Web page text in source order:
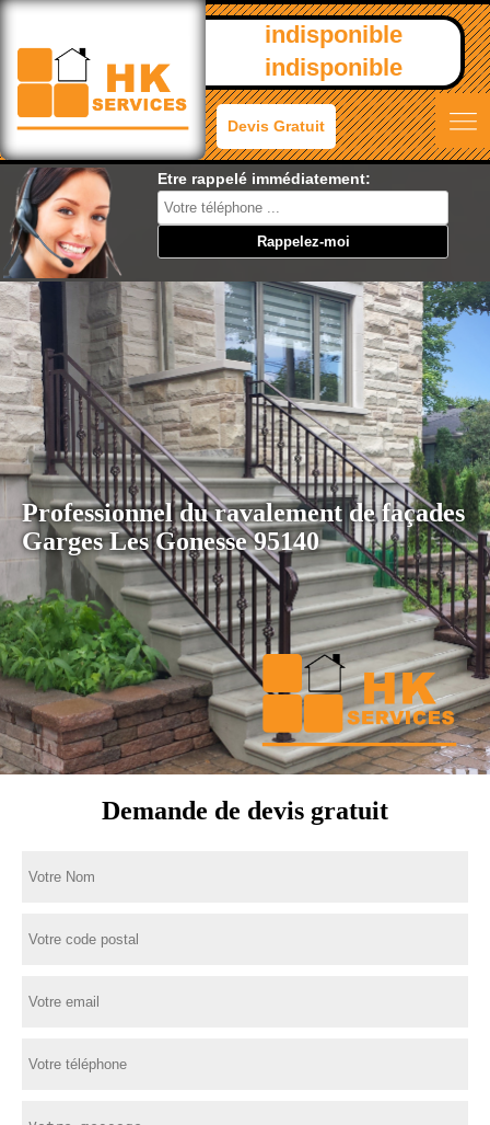
indisponible
indisponible
Devis Gratuit
Etre rappelé immédiatement:
Professionnel du ravalement de façades
Garges Les Gonesse 95140
Demande de devis gratuit